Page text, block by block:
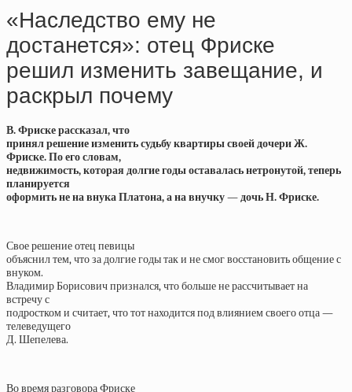
«Наследство ему не
достанется»: отец Фриске
решил изменить завещание, и
раскрыл почему
В. Фриске рассказал, что
принял решение изменить судьбу квартиры своей дочери Ж.
Фриске. По его словам,
недвижимость, которая долгие годы оставалась нетронутой, теперь
планируется
оформить не на внука Платона, а на внучку — дочь Н. Фриске.
Свое решение отец певицы
объяснил тем, что за долгие годы так и не смог восстановить общение с
внуком.
Владимир Борисович признался, что больше не рассчитывает на
встречу с
подростком и считает, что тот находится под влиянием своего отца —
телеведущего
Д. Шепелева.
Во время разговора Фриске